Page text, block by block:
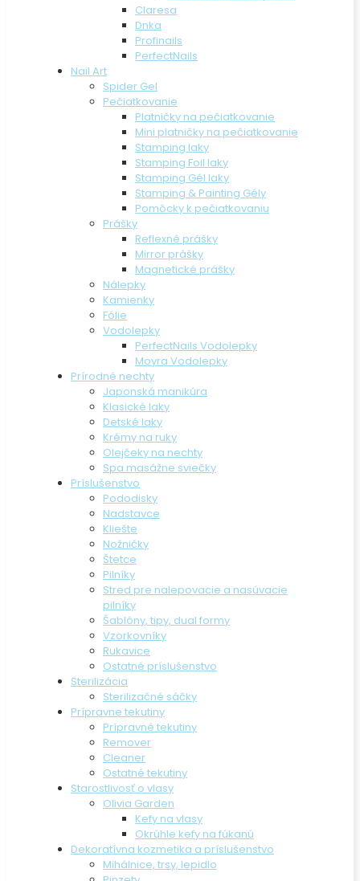
Claresa
Dnka
Profinails
PerfectNails
Nail Art
Spider Gel
Pečiatkovanie
Platničky na pečiatkovanie
Mini platničky na pečiatkovanie
Stamping laky
Stamping Foil laky
Stamping Gél laky
Stamping & Painting Gély
Pomôcky k pečiatkovaniu
Prášky
Reflexné prášky
Mirror prášky
Magnetické prášky
Nálepky
Kamienky
Fólie
Vodolepky
PerfectNails Vodolepky
Moyra Vodolepky
Prírodné nechty
Japonská manikúra
Klasické laky
Detské laky
Krémy na ruky
Olejčeky na nechty
Spa masážne sviečky
Príslušenstvo
Pododisky
Nadstavce
Kliešte
Nožničky
Štetce
Pilníky
Stred pre nalepovacie a nasúvacie
pilníky
Šablóny, tipy, dual formy
Vzorkovníky
Rukavice
Ostatné príslušenstvo
Sterilizácia
Sterilizačné sáčky
Prípravne tekutiny
Prípravné tekutiny
Remover
Cleaner
Ostatné tekutiny
Starostlivosť o vlasy
Olivia Garden
Kefy na vlasy
Okrúhle kefy na fúkanú
Dekoratívna kozmetika a príslušenstvo
Mihálnice, trsy, lepidlo